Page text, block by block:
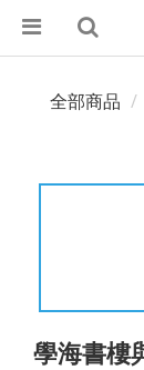
全部商品
學海書樓